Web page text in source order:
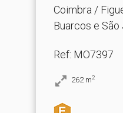
Coimbra /
Buarcos e São
Ref: MO7397
262 m2